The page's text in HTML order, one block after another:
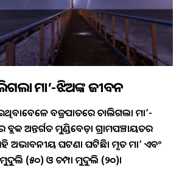
ମା’-ଝିଅଙ୍କ ଜୀବନ
ବଜ୍ରପାତରେ ଚାଲିଗଲା ମା’-
ଅନ୍ତର୍ଗତ ମୁଣ୍ଡିବେଡ଼ା ଗ୍ରାମପଞ୍ଚାୟତର
ଅଭାବନୀୟ ଘଟଣା ଘଟିଛି। ମୃତ ମା’ ଏବଂ
(୫୦) ଓ ଚମ୍ପା ମୁଦୁଲି (୨୦)।